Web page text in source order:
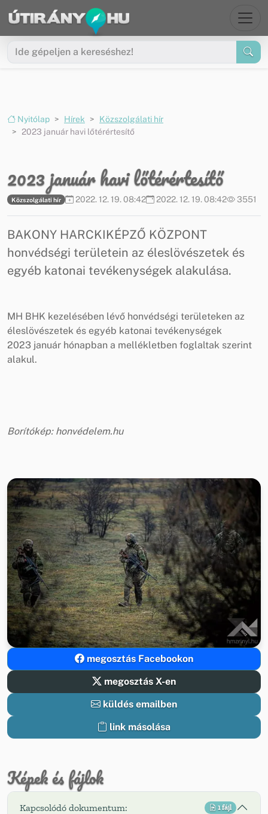
Ugrás a menüre
Ugrás a tartalomra
Nyitólap Hírek
Közszolgálati hír
2023 január havi lőtérértesítő
2023 január havi lőtérértesítő
Közszolgálati hír 2022. 12. 19. 08:42 2022. 12. 19. 08:42 3551
BAKONY HARCKIKÉPZŐ KÖZPONT
honvédségi területein az éleslövészetek és
egyéb katonai tevékenységek alakulása.
MH BHK kezelésében lévő honvédségi területeken az
éleslövészetek és egyéb katonai tevékenységek
2023 január hónapban a mellékletben foglaltak szerint
alakul.
Borítókép: honvédelem.hu
megosztás Facebookon
megosztás X-en
küldés emailben
link másolása
Képek és fájlok
Kapcsolódó dokumentum: 1 fájl